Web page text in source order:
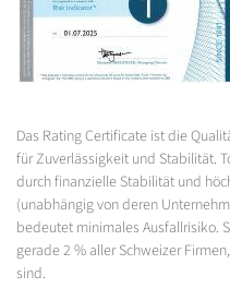
Das Rating Certificate ist die
für Zuverlässigkeit und Stabilität.
durch finanzielle Stabilität und
(unabhängig von deren
bedeutet minimales Ausfallrisiko.
gerade 2 % aller Schweizer
sind.